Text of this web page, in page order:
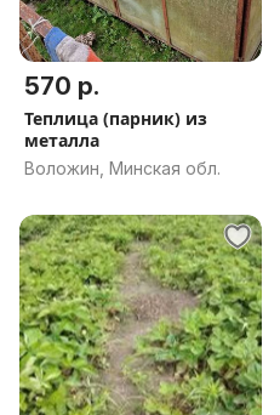
570 р.
Теплица (парник) из
металла
Воложин, Минская обл.